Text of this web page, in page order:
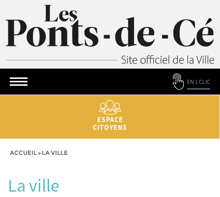
EN 1 CLIC
ESPACE
CITOYENS
ACCUEIL» LA VILLE
La ville